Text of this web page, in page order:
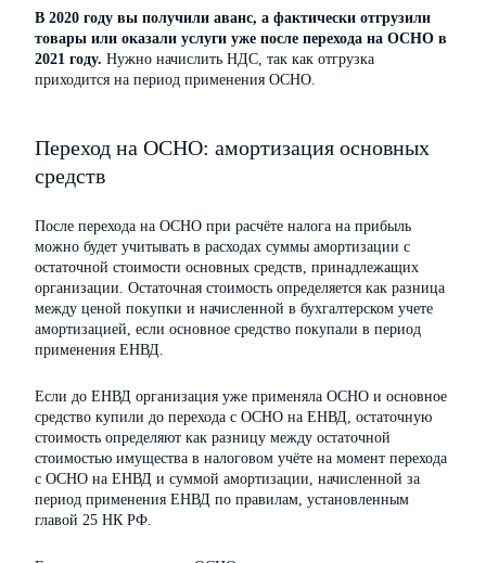
В 2020 году вы получили аванс, а фактически отгрузили
товары или оказали услуги уже после перехода на ОСНО в
2021 году. Нужно начислить НДС, так как отгрузка
приходится на период применения ОСНО.
Переход на ОСНО: амортизация основных
средств
После перехода на ОСНО при расчёте налога на прибыль
можно будет учитывать в расходах суммы амортизации с
остаточной стоимости основных средств, принадлежащих
организации. Остаточная стоимость определяется как разница
между ценой покупки и начисленной в бухгалтерском учете
амортизацией, если основное средство покупали в период
применения ЕНВД.
Если до ЕНВД организация уже применяла ОСНО и основное
средство купили до перехода с ОСНО на ЕНВД, остаточную
стоимость определяют как разницу между остаточной
стоимостью имущества в налоговом учёте на момент перехода
с ОСНО на ЕНВД и суммой амортизации, начисленной за
период применения ЕНВД по правилам, установленным
главой 25 НК РФ.